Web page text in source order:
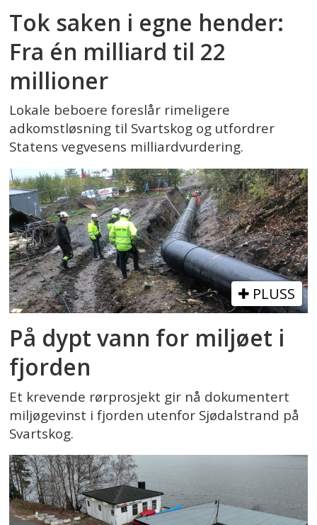
Tok saken i egne hender:
Fra én milliard til 22
millioner
Lokale beboere foreslår rimeligere
adkomstløsning til Svartskog og utfordrer
Statens vegvesens milliardvurdering.
PLUSS
På dypt vann for miljøet i
fjorden
Et krevende rørprosjekt gir nå dokumentert
miljøgevinst i fjorden utenfor Sjødalstrand på
Svartskog.